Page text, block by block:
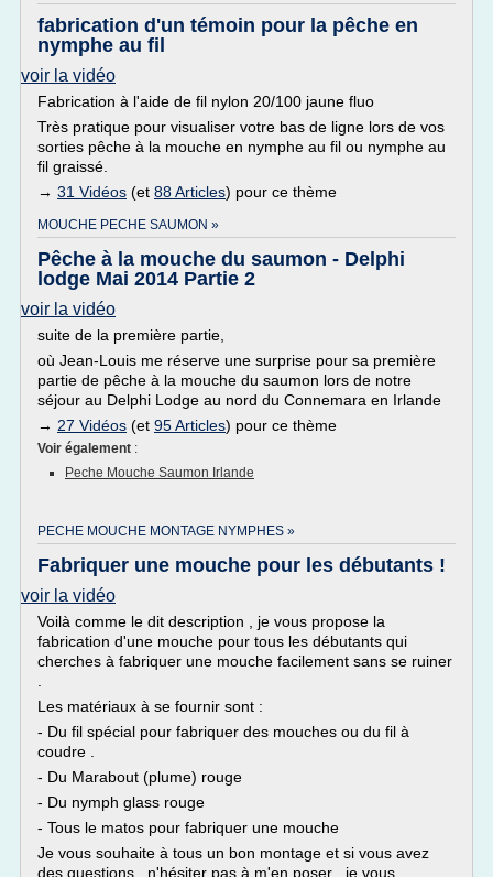
fabrication d'un témoin pour la pêche en
nymphe au fil
voir la vidéo
Fabrication à l'aide de fil nylon 20/100 jaune fluo
Très pratique pour visualiser votre bas de ligne lors de vos
sorties pêche à la mouche en nymphe au fil ou nymphe au
fil graissé.
→ 31 Vidéos (et 88 Articles) pour ce thème
MOUCHE PECHE SAUMON »
Pêche à la mouche du saumon - Delphi
lodge Mai 2014 Partie 2
voir la vidéo
suite de la première partie,
où Jean-Louis me réserve une surprise pour sa première
partie de pêche à la mouche du saumon lors de notre
séjour au Delphi Lodge au nord du Connemara en Irlande
→ 27 Vidéos (et 95 Articles) pour ce thème
Voir également :
Peche Mouche Saumon Irlande
PECHE MOUCHE MONTAGE NYMPHES »
Fabriquer une mouche pour les débutants !
voir la vidéo
Voilà comme le dit description , je vous propose la
fabrication d'une mouche pour tous les débutants qui
cherches à fabriquer une mouche facilement sans se ruiner
Les matériaux à se fournir sont :
- Du fil spécial pour fabriquer des mouches ou du fil à
coudre .
- Du Marabout (plume) rouge
- Du nymph glass rouge
- Tous le matos pour fabriquer une mouche
Je vous souhaite à tous un bon montage et si vous avez
des questions , n'hésiter pas à m'en poser , je vous